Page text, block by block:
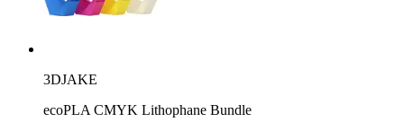
3DJAKE
ecoPLA CMYK Lithophane Bundle